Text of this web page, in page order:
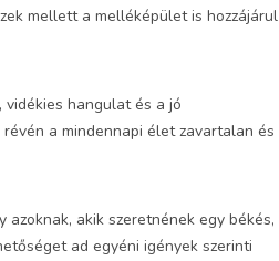
mellett a melléképület is hozzájárul
hangulat és a jó
a mindennapi élet zavartalan és
akik szeretnének egy békés,
ad egyéni igények szerinti